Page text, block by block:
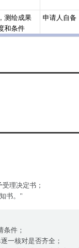
测绘成果
和条件
申请人自备
理决定书；
书。"
条件；
一核对是否齐全；